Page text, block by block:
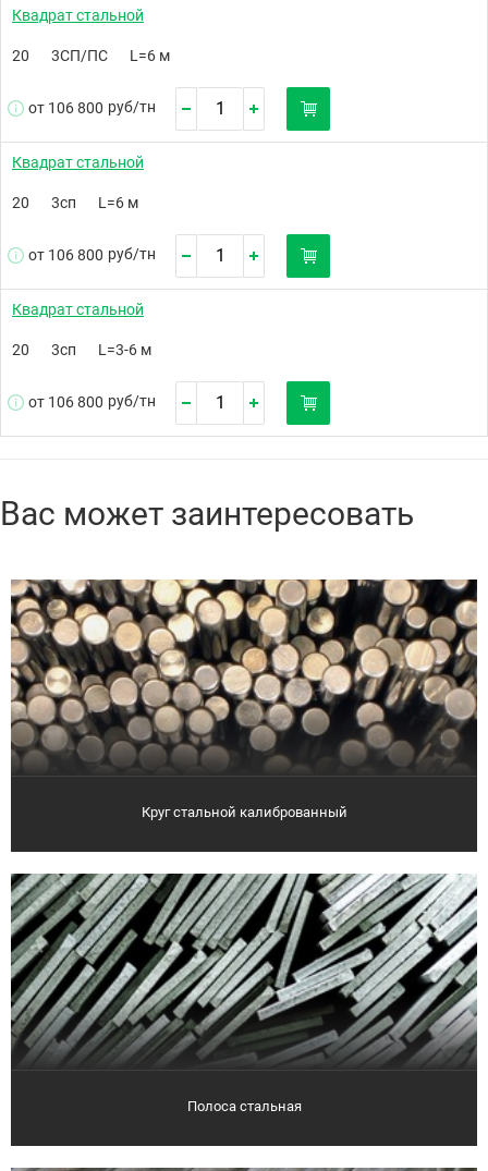
Квадрат стальной
20 3СП/ПС L=6 м
от 106 800 руб/тн
Квадрат стальной
20 3сп L=6 м
от 106 800 руб/тн
Квадрат стальной
20 3сп L=3-6 м
от 106 800 руб/тн
Вас может заинтересовать
Круг стальной калиброванный
Полоса стальная